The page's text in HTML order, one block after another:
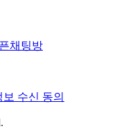
채팅방
수신 동의